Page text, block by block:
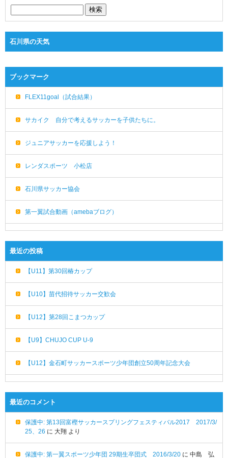
石川県の天気
ブックマーク
FLEX11goal（試合結果）
サカイク 自分で考えるサッカーを子供たちに。
ジュニアサッカーを応援しよう！
レンダスポーツ 小松店
石川県サッカー協会
第一翼試合動画（amebaブログ）
最近の投稿
【U11】第30回椿カップ
【U10】苗代招待サッカー交歓会
【U12】第28回こまつカップ
【U9】CHUJO CUP U-9
【U12】金石町サッカースポーツ少年団創立50周年記念大会
最近のコメント
保護中: 第13回富樫サッカースプリングフェスティバル2017 2017/3/
25、26 に 大翔 より
保護中: 第一翼スポーツ少年団 29期生卒団式 2016/3/20 に 中島 弘